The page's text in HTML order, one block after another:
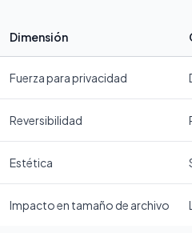
Dimensión
Fuerza para privacidad
Reversibilidad
Estética
Impacto en tamaño de archivo